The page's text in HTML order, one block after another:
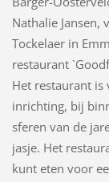
Nathalie Jansen,
Tockelaer in
restaurant
Het restaurant is
inrichting, bij
sferen van de
jasje. Het
kunt eten voor